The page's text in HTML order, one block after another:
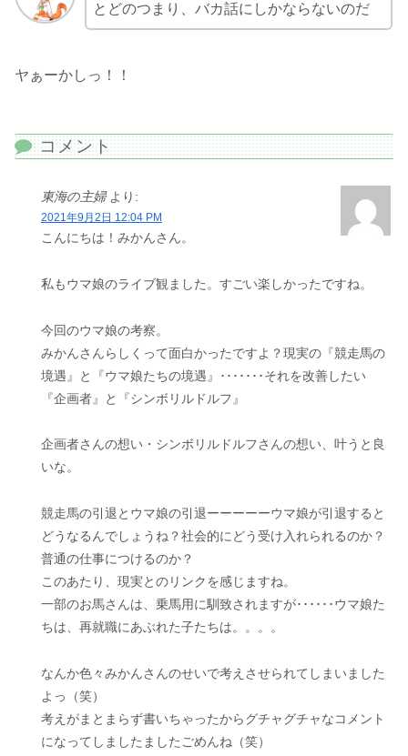
とどのつまり、バカ話にしかならないのだ
ヤぁーかしっ！！
コメント
東海の主婦 より:
2021年9月2日 12:04 PM
こんにちは！みかんさん。
私もウマ娘のライブ観ました。すごい楽しかったですね。
今回のウマ娘の考察。
みかんさんらしくって面白かったですよ？現実の『競走馬の
境遇』と『ウマ娘たちの境遇』･･･････それを改善したい
『企画者』と『シンボリルドルフ』
企画者さんの想い・シンボリルドルフさんの想い、叶うと良
いな。
競走馬の引退とウマ娘の引退ーーーーーウマ娘が引退すると
どうなるんでしょうね？社会的にどう受け入れられるのか？
普通の仕事につけるのか？
このあたり、現実とのリンクを感じますね。
一部のお馬さんは、乗馬用に馴致されますが･･････ウマ娘た
ちは、再就職にあぶれた子たちは。。。。
なんか色々みかんさんのせいで考えさせられてしまいました
よっ（笑）
考えがまとまらず書いちゃったからグチャグチャなコメント
になってしましたましたごめんね（笑）